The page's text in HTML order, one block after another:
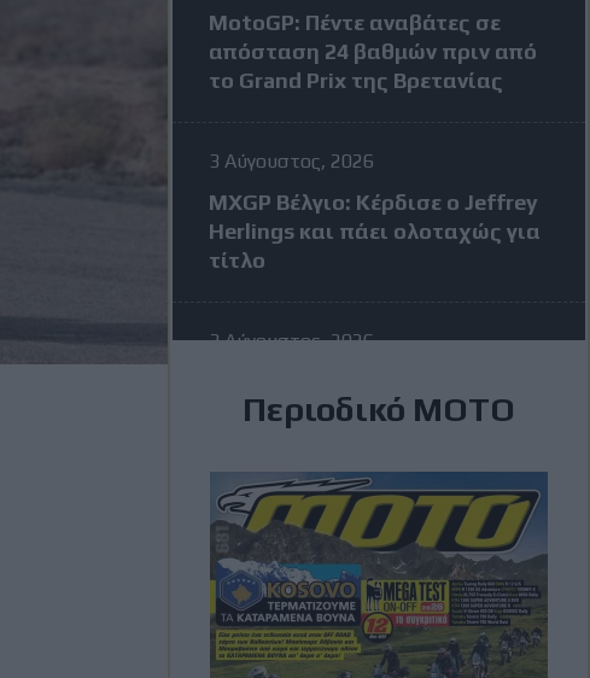
MotoGP: Πέντε αναβάτες σε
απόσταση 24 βαθμών πριν από
το Grand Prix της Βρετανίας
3 Αύγουστος, 2026
MXGP Βέλγιο: Κέρδισε ο Jeffrey
Herlings και πάει ολοταχώς για
τίτλο
3 Αύγουστος, 2026
διώξει τον Vinales στην μέση
Ισπανού
3 Αύγουστος, 2026
Romaniacs: Τελικά
αποτελέσματα ανά κατηγορία –
Τι θέσεις πήραν οι Έλληνες
Περιοδικό ΜΟΤΟ